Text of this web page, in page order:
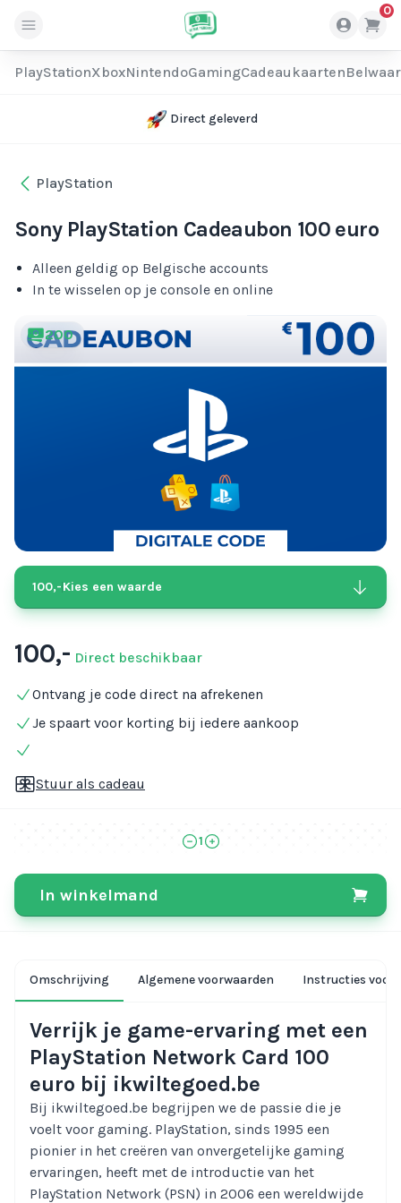
0
PlayStationXboxNintendoGamingCadeaukaarten
Direct geleverd
PlayStation
Sony PlayStation Cadeaubon 100 euro
Alleen geldig op Belgische accounts
In te wisselen op je console en online
200
100,-Kies een waarde
100,- Direct beschikbaar
Ontvang je code direct na afrekenen
Je spaart voor korting bij iedere aankoop
Stuur als cadeau
1
In winkelmand
Omschrijving Algemene voorwaarden Instructies voor
Verrijk je game-ervaring met een
PlayStation Network Card 100
euro bij ikwiltegoed.be
Bij ikwiltegoed.be begrijpen we de passie die je
voelt voor gaming. PlayStation, sinds 1995 een
pionier in het creëren van onvergetelijke gaming
ervaringen, heeft met de introductie van het
PlayStation Network (PSN) in 2006 een wereldwijde